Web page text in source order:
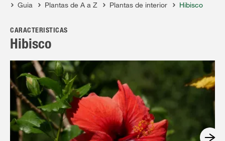
Produtos
Guia
Serviço
Quem somos
COMPO
Guia Plantas de A a Z Plantas de interior Hibisco
CARACTERÍSTICAS
Hibisco